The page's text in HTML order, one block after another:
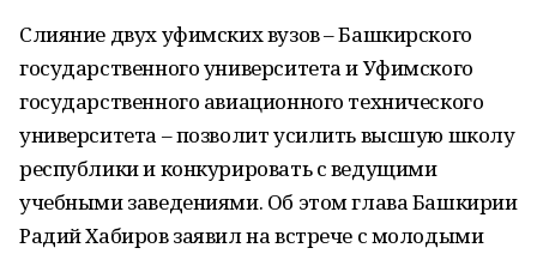
Слияние двух уфимских вузов – Башкирского
государственного университета и Уфимского
государственного авиационного технического
университета – позволит усилить высшую школу
республики и конкурировать с ведущими
учебными заведениями. Об этом глава Башкирии
Радий Хабиров заявил на встрече с молодыми